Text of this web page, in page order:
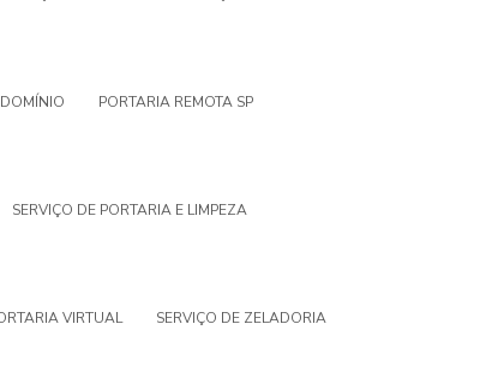
PORTARIA REMOTA SP
SERVIÇO DE PORTARIA E LIMPEZA
VIRTUAL SERVIÇO DE ZELADORIA